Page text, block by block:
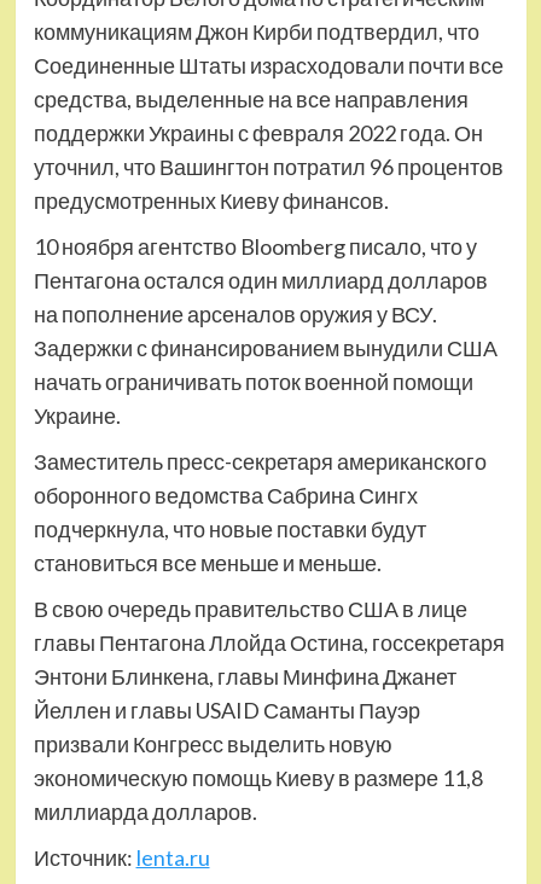
коммуникациям Джон Кирби подтвердил, что
Соединенные Штаты израсходовали почти все
средства, выделенные на все направления
поддержки Украины с февраля 2022 года. Он
уточнил, что Вашингтон потратил 96 процентов
предусмотренных Киеву финансов.
10 ноября агентство Bloomberg писало, что у
Пентагона остался один миллиард долларов
на пополнение арсеналов оружия у ВСУ.
Задержки с финансированием вынудили США
начать ограничивать поток военной помощи
Украине.
Заместитель пресс-секретаря американского
оборонного ведомства Сабрина Сингх
подчеркнула, что новые поставки будут
становиться все меньше и меньше.
В свою очередь правительство США в лице
главы Пентагона Ллойда Остина, госсекретаря
Энтони Блинкена, главы Минфина Джанет
Йеллен и главы USAID Саманты Пауэр
призвали Конгресс выделить новую
экономическую помощь Киеву в размере 11,8
миллиарда долларов.
Источник: lenta.ru